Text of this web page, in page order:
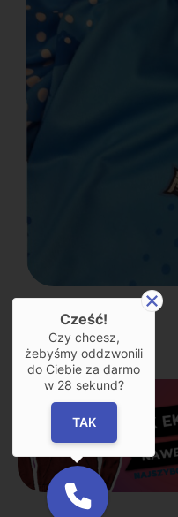
Cześć!
Czy chcesz,
żebyśmy oddzwonili
do Ciebie za darmo
w 28 sekund?
TAK